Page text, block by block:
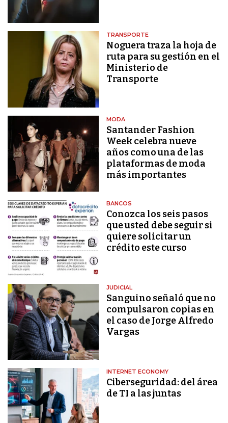
TRANSPORTE
Noguera traza la hoja de
ruta para su gestión en el
Ministerio de
Transporte
MODA
Santander Fashion
Week celebra nueve
años como una de las
plataformas de moda
más importantes
BANCOS
Conozca los seis pasos
que usted debe seguir si
quiere solicitar un
crédito este curso
JUDICIAL
Sanguino señaló que no
compulsaron copias en
el caso de Jorge Alfredo
Vargas
INTERNET ECONOMY
Ciberseguridad: del área
de TI a las juntas